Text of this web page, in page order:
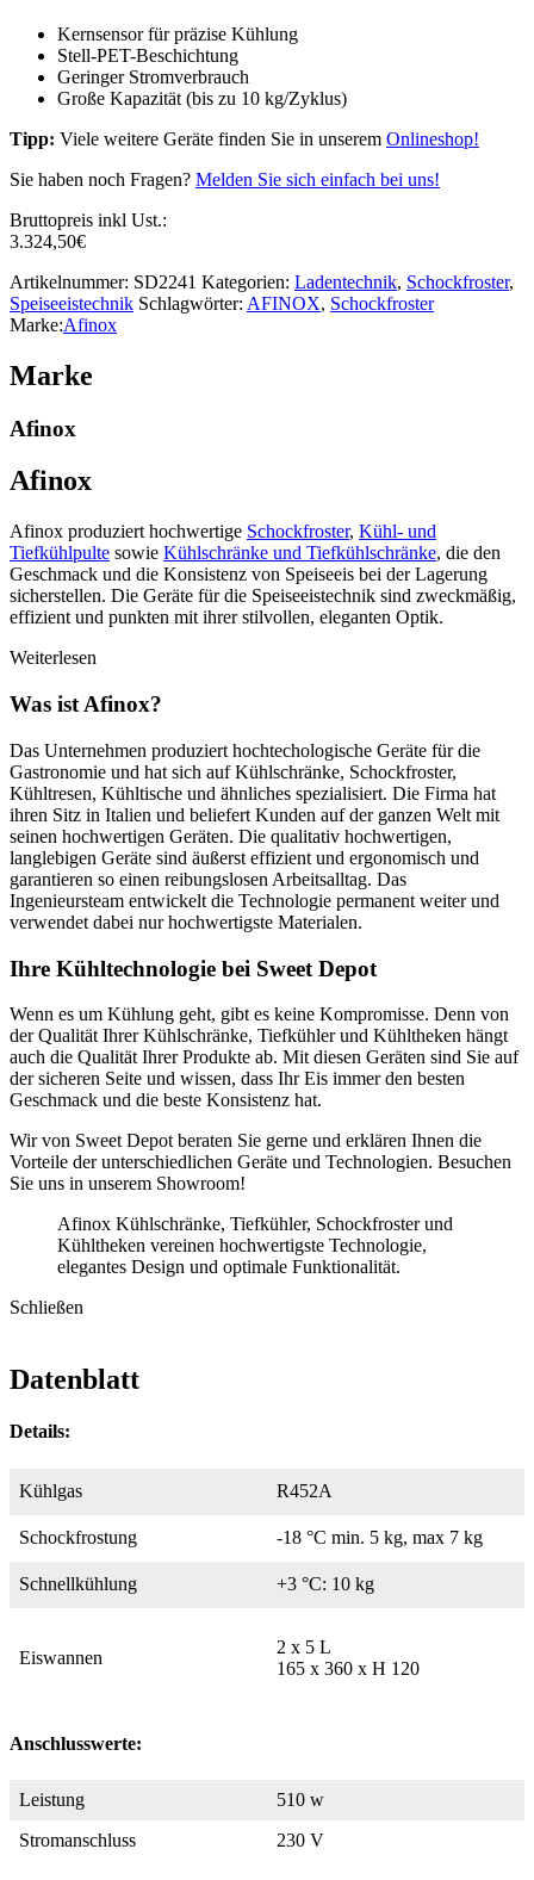
Kernsensor für präzise Kühlung
Stell-PET-Beschichtung
Geringer Stromverbrauch
Große Kapazität (bis zu 10 kg/Zyklus)
Tipp: Viele weitere Geräte finden Sie in unserem Onlineshop!
Sie haben noch Fragen? Melden Sie sich einfach bei uns!
Bruttopreis inkl Ust.:
3.324,50€
Artikelnummer: SD2241 Kategorien: Ladentechnik, Schockfroster,
Speiseeistechnik Schlagwörter: AFINOX, Schockfroster
Marke:Afinox
Marke
Afinox
Afinox
Afinox produziert hochwertige Schockfroster, Kühl- und
Tiefkühlpulte sowie Kühlschränke und Tiefkühlschränke, die den
Geschmack und die Konsistenz von Speiseeis bei der Lagerung
sicherstellen. Die Geräte für die Speiseeistechnik sind zweckmäßig,
effizient und punkten mit ihrer stilvollen, eleganten Optik.
Weiterlesen
Was ist Afinox?
Das Unternehmen produziert hochtechologische Geräte für die
Gastronomie und hat sich auf Kühlschränke, Schockfroster,
Kühltresen, Kühltische und ähnliches spezialisiert. Die Firma hat
ihren Sitz in Italien und beliefert Kunden auf der ganzen Welt mit
seinen hochwertigen Geräten. Die qualitativ hochwertigen,
langlebigen Geräte sind äußerst effizient und ergonomisch und
garantieren so einen reibungslosen Arbeitsalltag. Das
Ingenieursteam entwickelt die Technologie permanent weiter und
verwendet dabei nur hochwertigste Materialen.
Ihre Kühltechnologie bei Sweet Depot
Wenn es um Kühlung geht, gibt es keine Kompromisse. Denn von
der Qualität Ihrer Kühlschränke, Tiefkühler und Kühltheken hängt
auch die Qualität Ihrer Produkte ab. Mit diesen Geräten sind Sie auf
der sicheren Seite und wissen, dass Ihr Eis immer den besten
Geschmack und die beste Konsistenz hat.
Wir von Sweet Depot beraten Sie gerne und erklären Ihnen die
Vorteile der unterschiedlichen Geräte und Technologien. Besuchen
Sie uns in unserem Showroom!
Afinox Kühlschränke, Tiefkühler, Schockfroster und
Kühltheken vereinen hochwertigste Technologie,
elegantes Design und optimale Funktionalität.
Schließen
Datenblatt
Details:
Kühlgas R452A
Schockfrostung -18 °C min. 5 kg, max 7 kg
Schnellkühlung +3 °C: 10 kg
Eiswannen
2 x 5 L
165 x 360 x H 120
Anschlusswerte:
Leistung
510 w
Stromanschluss
230 V